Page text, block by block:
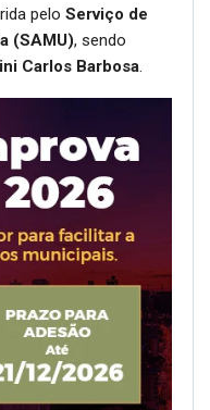
pelo Serviço de
(SAMU), sendo
Carlos Barbosa.